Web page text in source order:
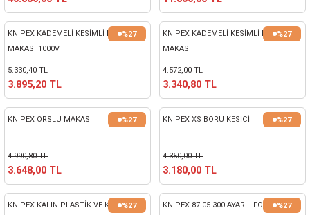
%27
KNIPEX KADEMELİ KESİMLİ KABLO
MAKASI 1000V
5.330,40 TL
3.895,20 TL
%27
KNIPEX KADEMELİ KESİMLİ KABLO
MAKASI
4.572,00 TL
3.340,80 TL
%27
KNIPEX ÖRSLÜ MAKAS
4.990,80 TL
3.648,00 TL
%27
KNIPEX XS BORU KESİCİ
4.350,00 TL
3.180,00 TL
%27
KNIPEX KALIN PLASTİK VE KOMPOZİT
%27
KNIPEX 87 05 300 AYARLI FORT PENSE